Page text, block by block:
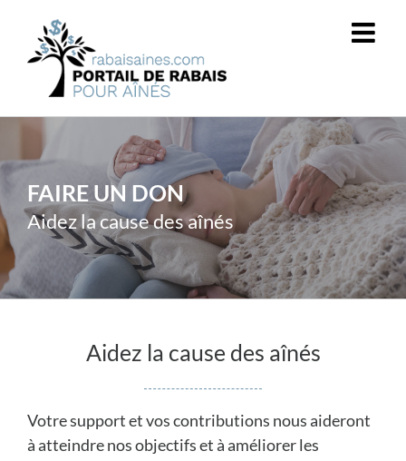
contenu
FAIRE UN DON
Aidez la cause des aînés
Aidez la cause des aînés
Votre support et vos contributions nous aideront
à atteindre nos objectifs et à améliorer les